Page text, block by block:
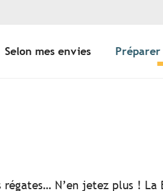
Selon mes envies
N’en jetez plus !